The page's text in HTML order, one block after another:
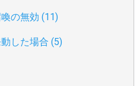
の無効 (11)
した場合 (5)